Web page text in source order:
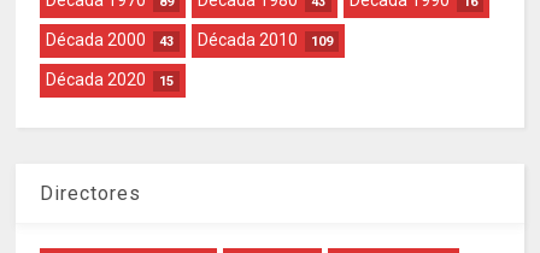
Década 2000 43 Década 2010 109
Década 2020 15
Directores